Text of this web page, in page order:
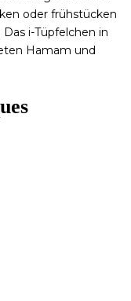
oder frühstücken
i-Tüpfelchen in
Hamam und